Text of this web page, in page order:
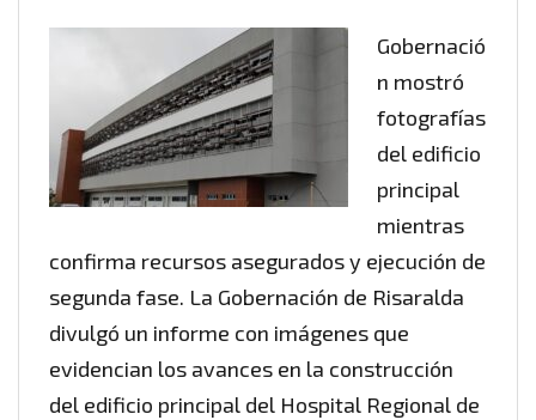
Gobernació
n mostró
fotografías
del edificio
principal
mientras
confirma recursos asegurados y ejecución de
segunda fase. La Gobernación de Risaralda
divulgó un informe con imágenes que
evidencian los avances en la construcción
del edificio principal del Hospital Regional de